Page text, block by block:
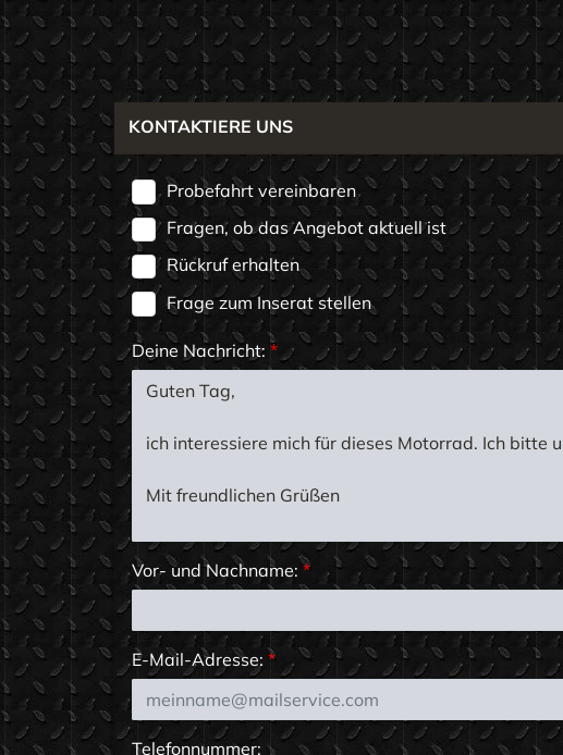
KONTAKTIERE UNS
Probefahrt vereinbaren
Fragen, ob das Angebot aktuell ist
Rückruf erhalten
Frage zum Inserat stellen
Deine Nachricht: *
Vor- und Nachname:*
E-Mail-Adresse: *
Telefonnummer: